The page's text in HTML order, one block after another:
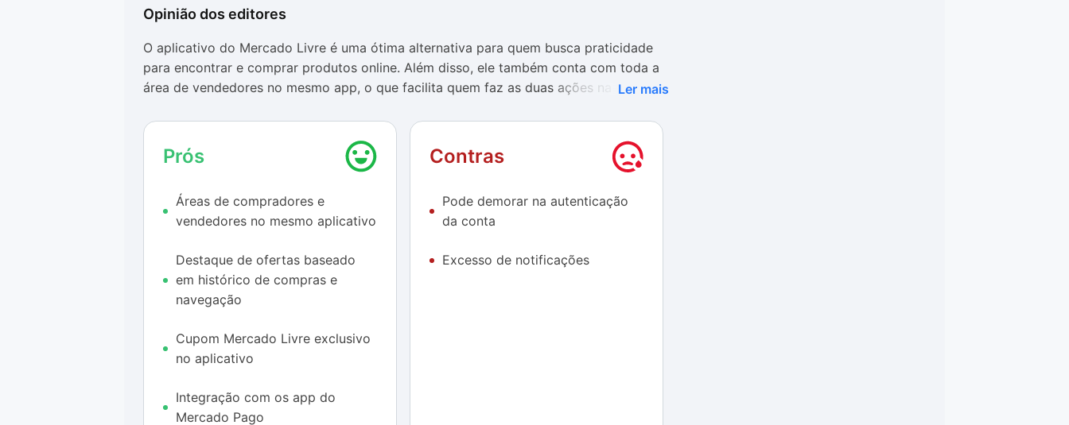
Opinião dos editores
O aplicativo do Mercado Livre é uma ótima alternativa para quem busca praticidade
para encontrar e comprar produtos online. Além disso, ele também conta com toda a
área de vendedores no mesmo app, o que facilita quem faz as duas ações na
Para completar, os descontos e cupons do
também são um atrativo a
mais, já que a todo momento a plataforma envia notificações para comunicar um
Ler mais
Prós
Áreas de compradores e
vendedores no mesmo aplicativo
Destaque de ofertas baseado
em histórico de compras e
navegação
Cupom Mercado Livre exclusivo
no aplicativo
Integração com os app do
Mercado Pago
Contras
Pode demorar na autenticação
da conta
Excesso de notificações